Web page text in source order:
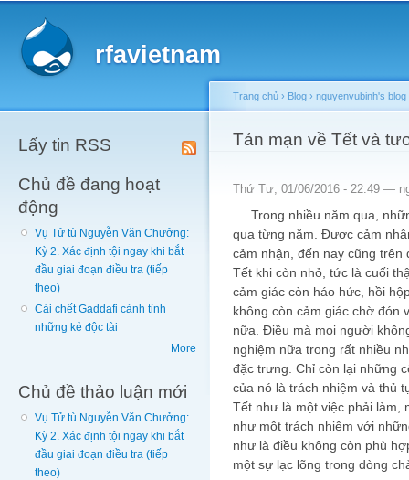
rfavietnam
Lấy tin RSS
Chủ đề đang hoạt
động
Vụ Tử tù Nguyễn Văn Chưởng:
Kỳ 2. Xác định tội ngay khi bắt
đầu giai đoạn điều tra (tiếp
theo)
Cái chết Gaddafi cảnh tỉnh
những kẻ độc tài
More
Chủ đề thảo luận mới
Vụ Tử tù Nguyễn Văn Chưởng:
Kỳ 2. Xác định tội ngay khi bắt
đầu giai đoạn điều tra (tiếp
theo)
You are here
Trang chủ › Blog › nguyenvubinh's blog
Tản mạn về Tết và
Thứ Tư, 01/06/2016 - 22:49 —
Trong nhiều năm qua,
qua từng năm. Được cảm
cảm nhận, đến nay cũng
Tết khi còn nhỏ, tức là cuối
cảm giác còn háo hức, hồi
không còn cảm giác chờ đón
nữa. Điều mà mọi người
nghiệm nữa trong rất nhiều
đặc trưng. Chỉ còn lại những
của nó là trách nhiệm và thủ
Tết như là một việc phải làm,
như một trách nhiệm với
như là điều không còn phù
một sự lạc lõng trong dòng